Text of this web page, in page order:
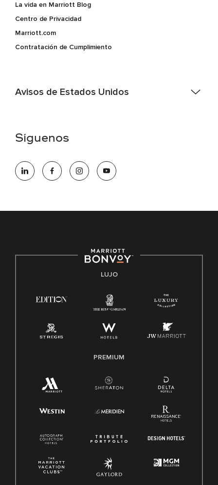
La vida en Marriott Blog
Centro de Privacidad
Marriott.com
Contratación de Cumplimiento
Avisos de Estados Unidos
electrónico hqaffirmativeaction@marriott.com
oportunidades que se compromete a contratar una fuerza
de trabajo diversa y a mantener una cultura inclusiva.
Derecho a trabajar inglés/español
Conozca sus derechos
Ley de licencia familiar y médica (FMLA)
Síguenos
LUJO
PREMIUM